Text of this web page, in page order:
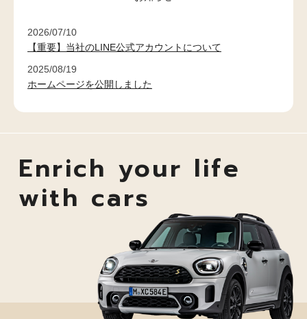
2026/07/10
【重要】当社のLINE公式アカウントについて
2025/08/19
ホームページを公開しました
Enrich your life
with cars